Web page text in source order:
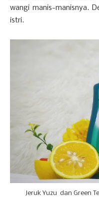
wangi manis-manisnya.
istri.
Jeruk Yuzu dan Green